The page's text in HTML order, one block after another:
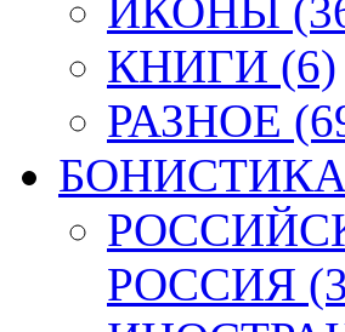
ИКОНЫ
КНИГИ (6)
РАЗНОЕ
БОНИСТИКА
РОССИЯ